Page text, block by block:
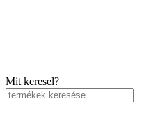
Mit keresel?